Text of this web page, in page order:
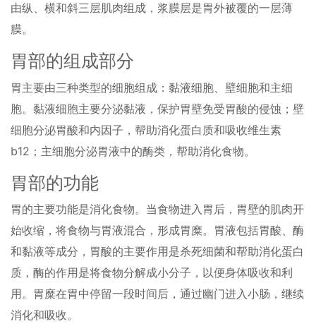
由纵、横和斜三层肌肉组成，浆膜层是胃外被覆的一层薄
膜。
胃部的组成部分
胃主要由三种类型的细胞组成：黏液细胞、壁细胞和主细
胞。黏液细胞主要分泌黏液，保护胃壁免受胃酸的侵蚀；壁
细胞分泌胃酸和内因子，帮助消化蛋白质和吸收维生素
b12；主细胞分泌胃液中的酶类，帮助消化食物。
胃部的功能
胃的主要功能是消化食物。当食物进入胃后，胃壁的肌肉开
始收缩，将食物与胃液混合，形成胃糜。胃液包括胃酸、酶
和黏液等成分，胃酸的主要作用是杀死细菌和帮助消化蛋白
质，酶的作用是将食物分解成小分子，以便身体吸收和利
用。胃糜在胃中停留一段时间后，通过幽门进入小肠，继续
消化和吸收。